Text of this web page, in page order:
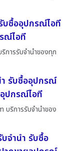
บซื้ออุปกรณ์ไอที
ณ์ไอที
การรับจำนำของทุก
ำ รับซื้ออุปกรณ์
ปกรณ์ไอที
บริการรับจำนำของ
จำนำ รับซื้อ